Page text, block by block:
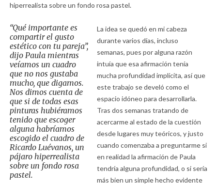
hiperrealista sobre un fondo rosa pastel.
“Qué importante es
compartir el gusto
estético con tu pareja”,
dijo Paula mientras
veíamos un cuadro
que no nos gustaba
mucho, que digamos.
Nos dimos cuenta de
que si de todas esas
pinturas hubiéramos
tenido que escoger
alguna habríamos
escogido el cuadro de
Ricardo Luévanos, un
pájaro hiperrealista
sobre un fondo rosa
pastel.
La idea se quedó en mi cabeza
durante varios días, incluso
semanas, pues por alguna razón
intuía que esa afirmación tenía
mucha profundidad implícita, así que
este trabajo se develó como el
espacio idóneo para desarrollarla.
Tras dos semanas tratando de
acercarme al estado de la cuestión
desde lugares muy teóricos, y justo
cuando comenzaba a preguntarme si
en realidad la afirmación de Paula
tendría alguna profundidad, o si sería
más bien un simple hecho evidente